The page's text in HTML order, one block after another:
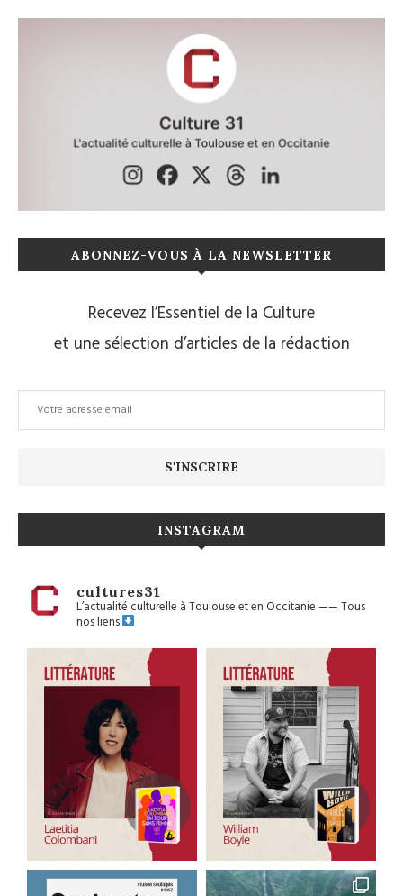
ABONNEZ-VOUS À LA NEWSLETTER
Recevez l’Essentiel de la Culture
et une sélection d’articles de la rédaction
INSTAGRAM
cultures31
L’actualité culturelle à Toulouse et en Occitanie——Tous
nos liens